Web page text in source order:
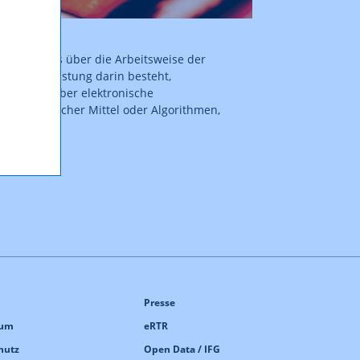
Vertrags über die Arbeitsweise der
Dienstleistung darin besteht,
über elektronische
automatischer Mittel oder Algorithmen,
Presse
eRTR
Open Data / IFG